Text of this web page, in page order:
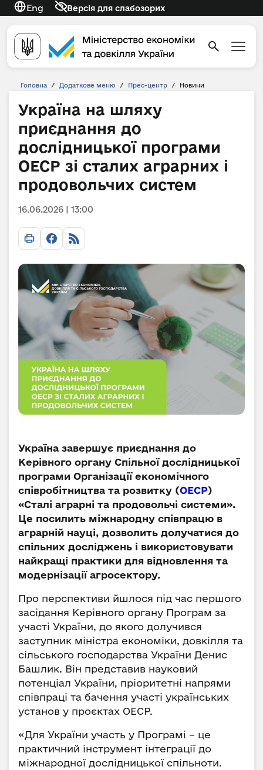
Eng Версія для слабозорих
Головна / Додаткове меню / Прес-центр / Новини
Україна на шляху
приєднання до
дослідницької програми
ОЕСР зі сталих аграрних і
продовольчих систем
16.06.2026 | 13:00
Україна завершує приєднання до
Керівного органу Спільної дослідницької
програми Організації економічного
співробітництва та розвитку (ОЕСР)
«Сталі аграрні та продовольчі системи».
Це посилить міжнародну співпрацю в
аграрній науці, дозволить долучатися до
спільних досліджень і використовувати
найкращі практики для відновлення та
модернізації агросектору.
Про перспективи йшлося під час першого
засідання Керівного органу Програм за
участі України, до якого долучився
заступник міністра економіки, довкілля та
сільського господарства України Денис
Башлик. Він представив науковий
потенціал України, пріоритетні напрями
співпраці та бачення участі українських
установ у проєктах ОЕСР.
«Для України участь у Програмі – це
практичний інструмент інтеграції до
міжнародної дослідницької спільноти.